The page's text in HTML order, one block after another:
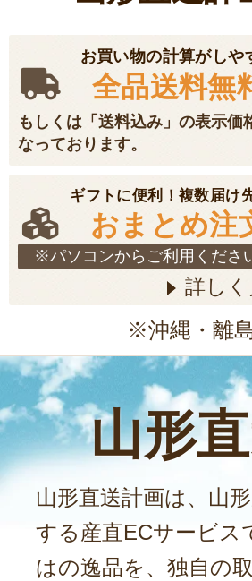
お買い物の計算がしや
全品送料無
もしくは「送料込み」の表示価
なっております。
ギフトに便利！複数届け
おまとめ注
※パソコンからご利用くださ
詳しく
※沖縄・離
山形
山形直送計画は、山
する産直ECサービス
はの逸品を、独自の